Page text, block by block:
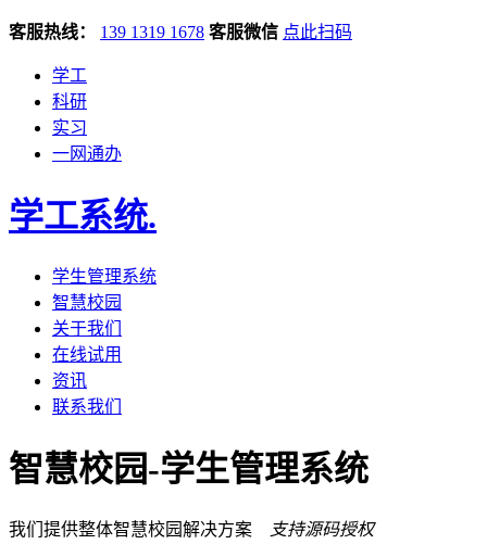
客服热线： 139 1319 1678 客服微信 点此扫码
学工
科研
实习
一网通办
学工系统.
学生管理系统
智慧校园
关于我们
在线试用
资讯
联系我们
智慧校园-学生管理系统
我们提供整体智慧校园解决方案 支持源码授权